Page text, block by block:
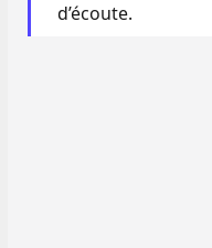
d’écoute.